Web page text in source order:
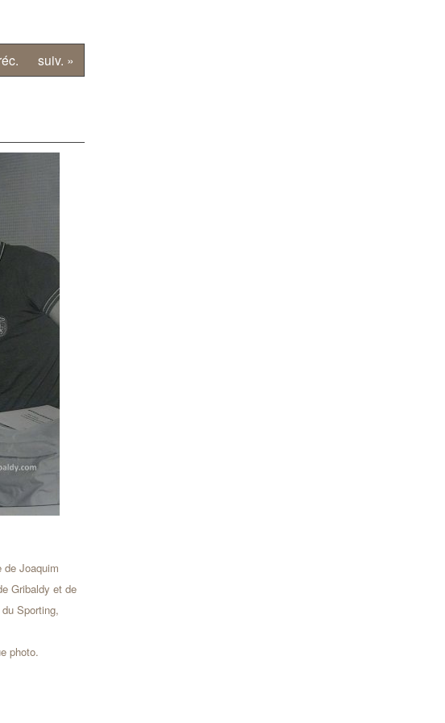
suiv. »
Joaquim
Gribaldy et de
Sporting,
photo.